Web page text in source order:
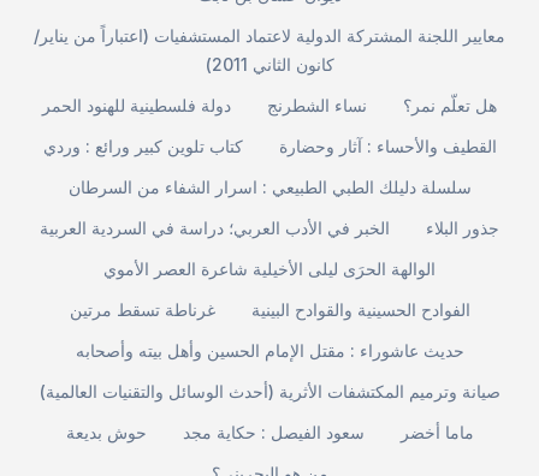
معايير اللجنة المشتركة الدولية لاعتماد المستشفيات (اعتباراً من يناير/
كانون الثاني 2011)
دولة فلسطينية للهنود الحمر
نساء الشطرنج
هل تعلّم نمر؟
كتاب تلوين كبير ورائع : وردي
القطيف والأحساء : آثار وحضارة
سلسلة دليلك الطبي الطبيعي : اسرار الشفاء من السرطان
الخبر في الأدب العربي؛ دراسة في السردية العربية
جذور البلاء
الوالهة الحرَى ليلى الأخيلية شاعرة العصر الأموي
غرناطة تسقط مرتين
الفوادح الحسينية والقوادح البينية
حديث عاشوراء : مقتل الإمام الحسين وأهل بيته وأصحابه
صيانة وترميم المكتشفات الأثرية (أحدث الوسائل والتقنيات العالمية)
حوش بديعة
سعود الفيصل : حكاية مجد
ماما أخضر